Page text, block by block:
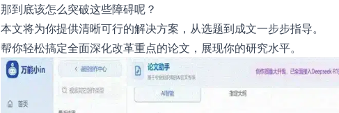
那到底该怎么突破这些障碍呢？
本文将为你提供清晰可行的解决方案，从选题到成文一步步指导。
帮你轻松搞定全面深化改革重点的论文，展现你的研究水平。